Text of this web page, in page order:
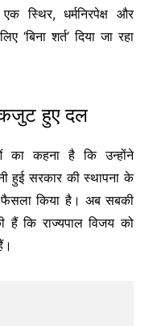
स्थिर, धर्मनिरपेक्ष और
शर्त’ दिया जा रहा
हुए दल
कहना है कि उन्होंने
हुई सरकार की स्थापना के
किया है। अब सबकी
हैं कि राज्यपाल विजय को